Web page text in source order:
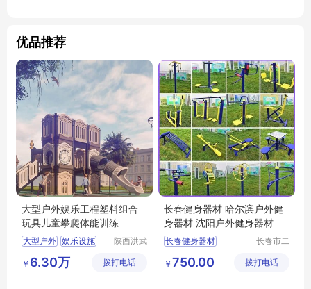
优品推荐
大型户外娱乐工程塑料组合
玩具儿童攀爬体能训练
大型户外 娱乐设施
幼儿组合玩具
陕西洪武
有限公司
￥ 6.30万 拨打电话
长春健身器材 哈尔滨户外健
身器材 沈阳户外健身器材
长春健身器材
沈阳健身器材
长春市二
五金产品
￥ 750.00 拨打电话